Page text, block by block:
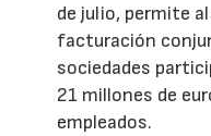
de julio, permite
facturación
sociedades
21 millones de
empleados.